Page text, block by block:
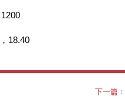
1200
， 18.40
下一篇：